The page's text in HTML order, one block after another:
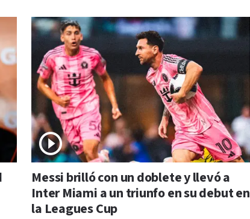
Messi brilló con un doblete y llevó a
Inter Miami a un triunfo en su debut en
la Leagues Cup